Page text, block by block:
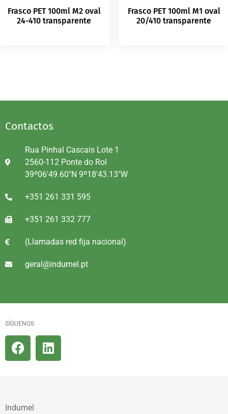
Frasco PET 100ml M2 oval
24-410 transparente
Frasco PET 100ml M1 oval
20/410 transparente
Contactos
Rua Pinhal Cascais Lote 1
2560-112 Ponte do Rol
39º06'49.60"N 9º18'43.13"W
+351 261 331 595
+351 261 332 777
(Llamadas red fija nacional)
geral@indumel.pt
SÍGUENOS
Indumel